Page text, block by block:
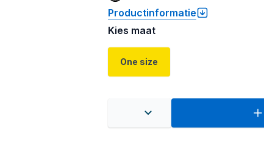
Productinformatie
Kies maat
One size